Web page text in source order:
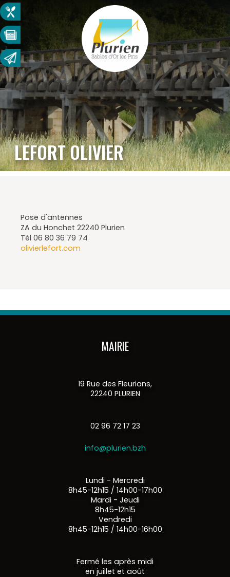
LEFORT OLIVIER
Pose d'antennes
ZA du Honchet 22240 Plurien
Tél 06 80 36 79 74
olivierlefort.com
MAIRIE
19 Rue des Fleurians,
22240 PLURIEN
02 96 72 17 23
info@plurien.bzh
Lundi - Mercredi
8h45-12h15 / 14h00-17h00
Mardi - Jeudi
8h45-12h15
Vendredi
8h45-12h15 / 14h00-16h00
Fermé les après midi
en juillet et août